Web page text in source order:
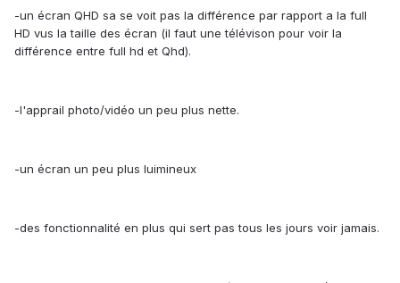
-un écran QHD sa se voit pas la différence par rapport a la full
HD vus la taille des écran (il faut une télévison pour voir la
différence entre full hd et Qhd).
-l'apprail photo/vidéo un peu plus nette.
-un écran un peu plus luimineux
-des fonctionnalité en plus qui sert pas tous les jours voir jamais.